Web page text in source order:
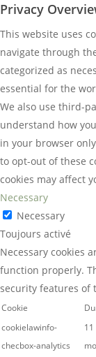
Privacy
This website uses
navigate through
categorized as
essential for the
We also use third-
understand how
in your browser
to opt-out of these
cookies may affect
Necessary
Necessary
Toujours activé
Necessary cookies
function properly.
security features of
Cookie
cookielawinfo-
checbox-analytics
11